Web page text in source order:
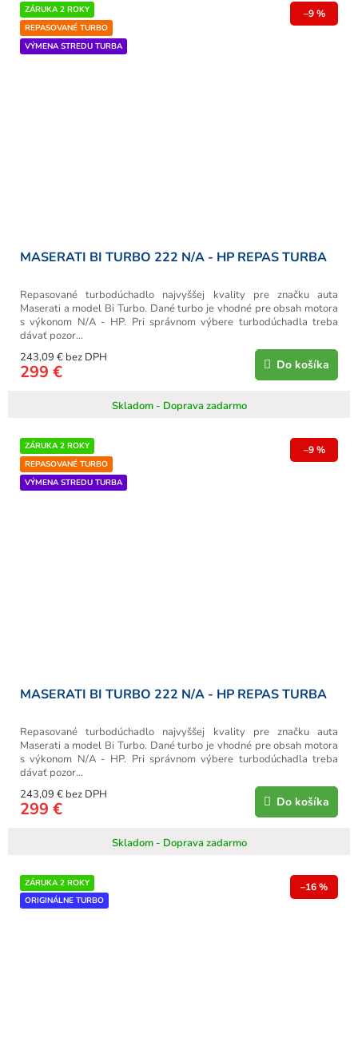
ZÁRUKA 2 ROKY
REPASOVANÉ TURBO
VÝMENA STREDU TURBA
–9 %
MASERATI BI TURBO 222 N/A - HP REPAS TURBA
Skladom - Doprava zadarmo
243,09 € bez DPH
299 € Do košíka
Repasované turbodúchadlo najvyššej kvality pre značku auta
Maserati a model Bi Turbo. Dané turbo je vhodné pre obsah motora
s výkonom N/A - HP. Pri správnom výbere turbodúchadla treba
dávať pozor...
ZÁRUKA 2 ROKY
REPASOVANÉ TURBO
VÝMENA STREDU TURBA
–9 %
MASERATI BI TURBO 222 N/A - HP REPAS TURBA
Skladom - Doprava zadarmo
243,09 € bez DPH
299 € Do košíka
Repasované turbodúchadlo najvyššej kvality pre značku auta
Maserati a model Bi Turbo. Dané turbo je vhodné pre obsah motora
s výkonom N/A - HP. Pri správnom výbere turbodúchadla treba
dávať pozor...
ZÁRUKA 2 ROKY
ORIGINÁLNE TURBO
–16 %